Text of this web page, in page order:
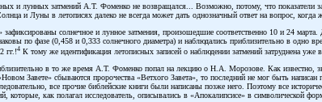
и лунных затмений А.Т. Фоменко не возвращался... Возможно, потому, что показатели
и Луны в летописях далеко не всегда может дать однозначный ответ на вопрос, когда
зафиксированы солнечное и лунное затмения, произошедшие соответственно 10 и 24
по фазе (0,458 и 0,333 солнечного диаметра) и наблюдались приблизительно в
гг.!4 К тому же идентификация летописных записей о наблюдении затмений затруднена уже
в то же время А.Т. Фоменко попал на лекцию о Н.А. Морозове. Как
Завете» сбываются пророчества «Ветхого Завета», то последний не мог быть
все прочие библейские книги были написаны позже него. Поэтому все
которые, как полагал исследователь, описывались в «Апокалипсисе» в символической